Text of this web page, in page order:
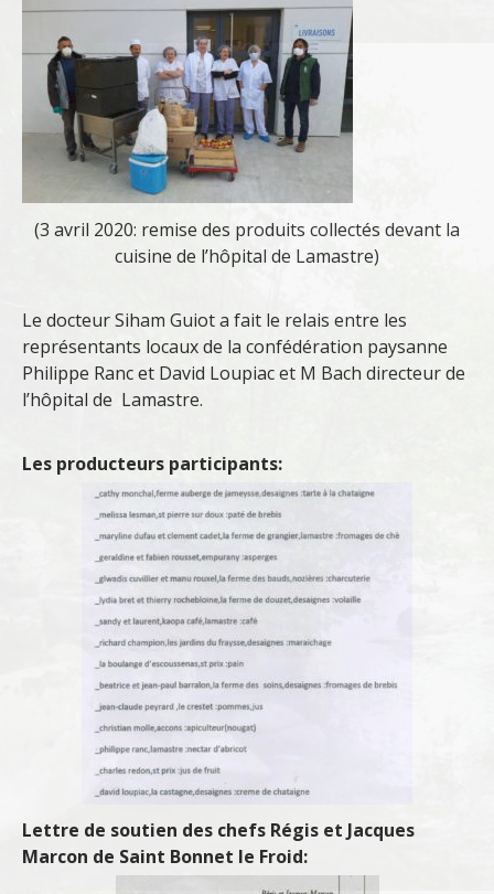
(3 avril 2020: remise des produits collectés devant la
cuisine de l’hôpital de Lamastre)
Le docteur Siham Guiot a fait le relais entre les
représentants locaux de la confédération paysanne
Philippe Ranc et David Loupiac et M Bach directeur de
l’hôpital de Lamastre.
Les producteurs participants:
Lettre de soutien des chefs Régis et Jacques
Marcon de Saint Bonnet le Froid: